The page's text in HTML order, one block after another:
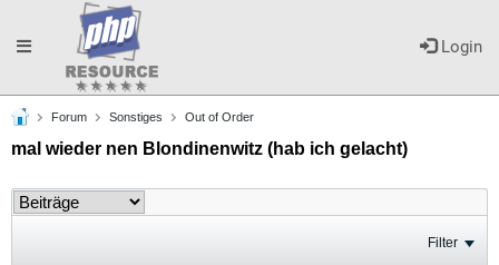
Login
Toggle
navigation
Forum Sonstiges Out of Order
mal wieder nen Blondinenwitz (hab ich gelacht)
Filter